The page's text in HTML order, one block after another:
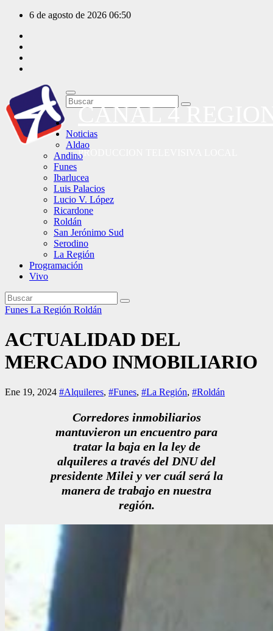
Saltar
contenido
6 de agosto de 2026 06:50
CANAL 4
PRODUCCION TELEVISIVA LOCAL
Noticias
Aldao
Andino
Funes
Ibarlucea
Luis Palacios
Lucio V. López
Ricardone
Roldán
San Jerónimo Sud
Serodino
La Región
Programación
Vivo
Funes La Región Roldán
ACTUALIDAD DEL
MERCADO INMOBILIARIO
Ene 19, 2024 #Alquileres, #Funes, #La Región, #Roldán
Corredores inmobiliarios
mantuvieron un encuentro para
tratar la baja en la ley de
alquileres a través del DNU del
presidente Milei y ver cuál será la
manera de trabajo en nuestra
región.